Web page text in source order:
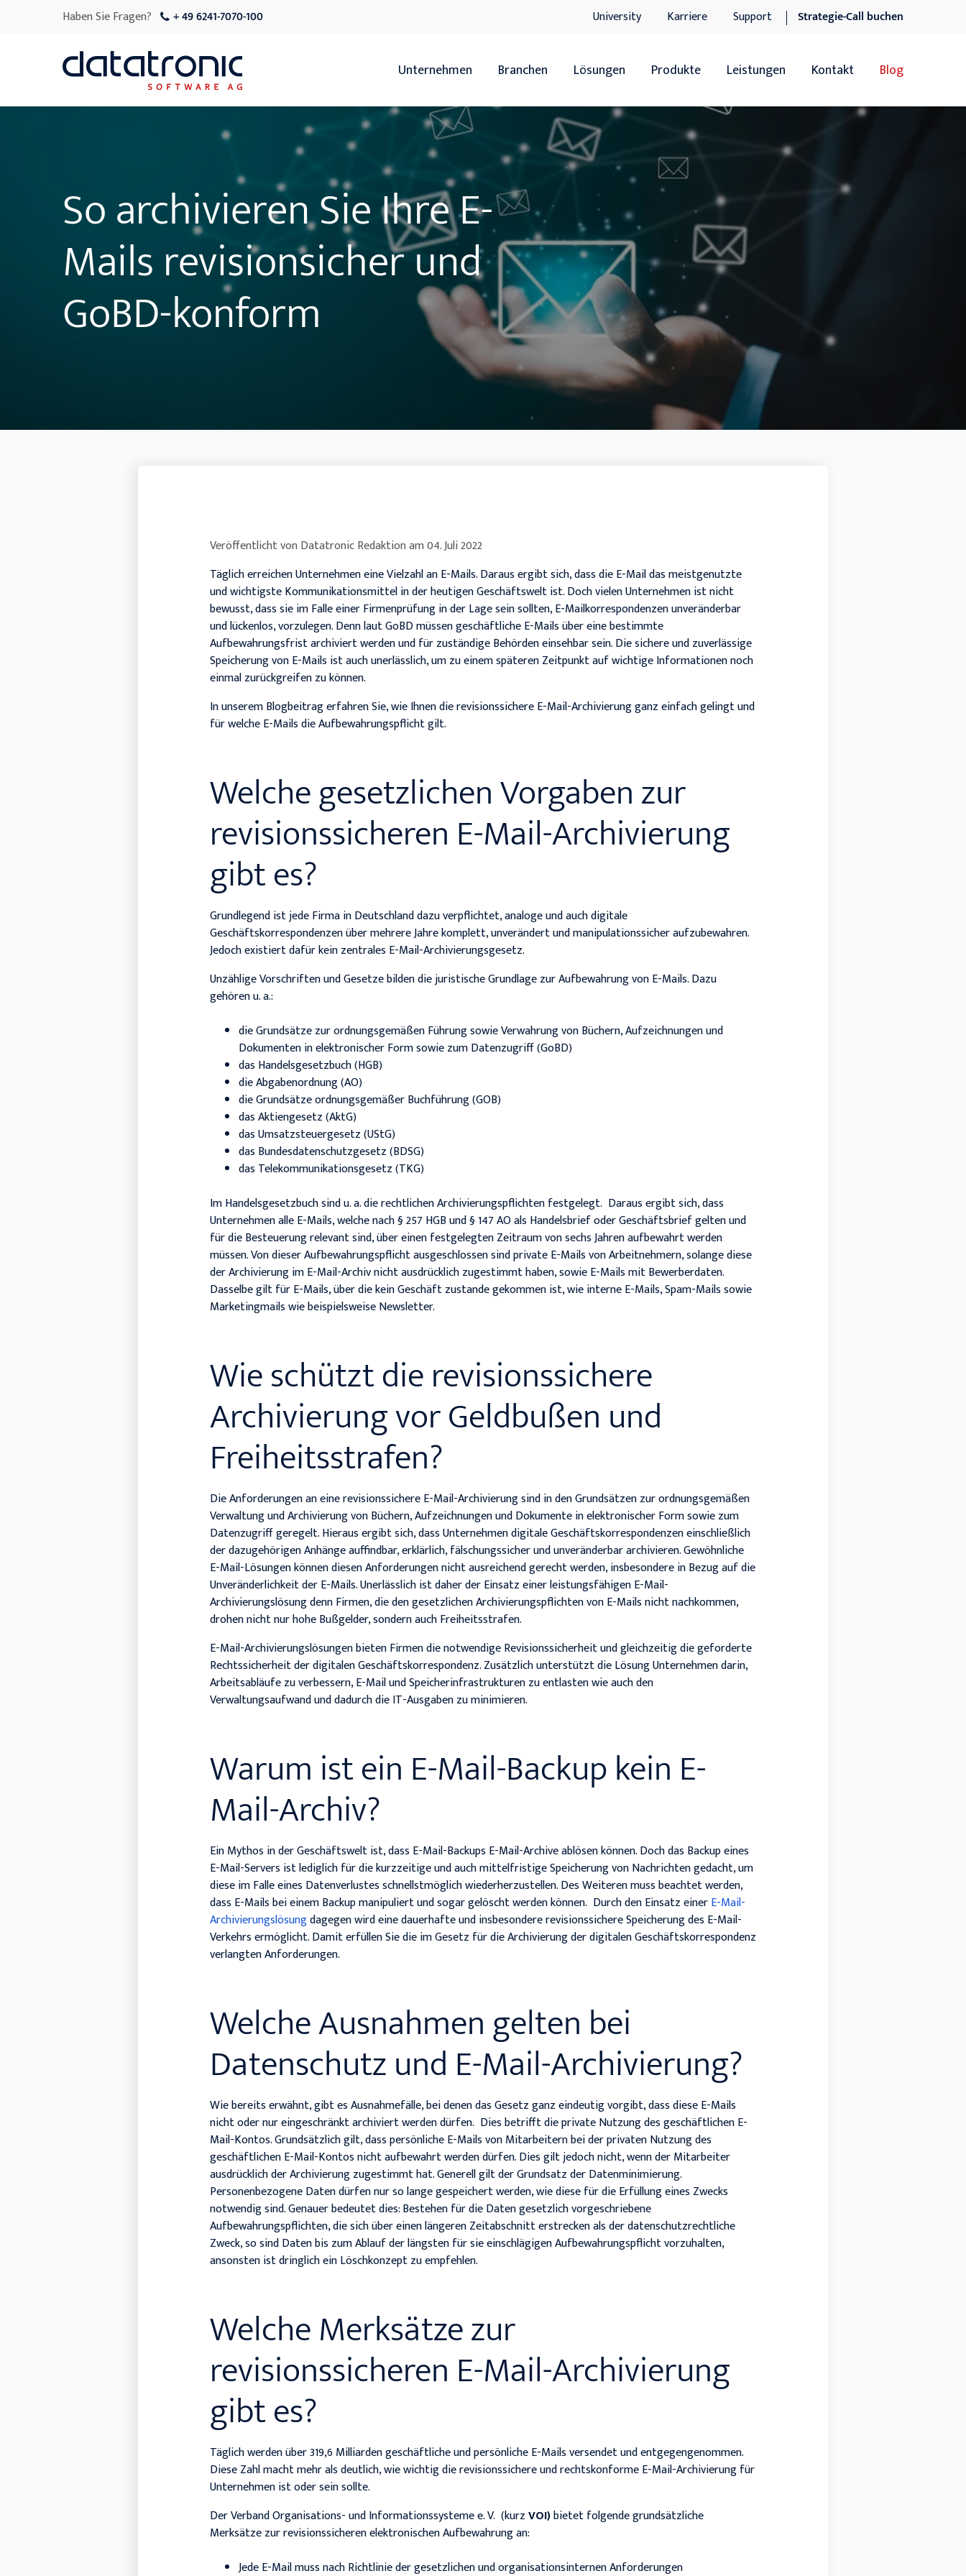
Haben Sie Fragen? + 49 6241-7070-100 University Karriere Support Strategie-Call buchen
Unternehmen Branchen
Übersicht
Handel
Servicedienstleister
Hersteller
Handwerk
Lösungen
Übersicht
ERP
HR
xRM
DMS
IT-Lösungen
Handwerk
Produkte
Übersicht
Sage 100
Sage 100 Add-ons
Sage xRM
DocuWare DMS
Docuware connect to Sage 100
SMART BI
Sage 50 Handwerk
Leistungen
Software-Dienstleistungen
Support
Kontakt Blog
So archivieren Sie Ihre E-
Mails revisionsicher und
GoBD-konform
Veröffentlicht vonDatatronic Redaktionam04. Juli 2022
Täglich erreichen Unternehmen eine Vielzahl an E-Mails. Daraus ergibt sich, dass die E-Mail das meistgenutzte
und wichtigste Kommunikationsmittel in der heutigen Geschäftswelt ist. Doch vielen Unternehmen ist nicht
bewusst, dass sie im Falle einer Firmenprüfung in der Lage sein sollten, E-Mailkorrespondenzen unveränderbar
und lückenlos, vorzulegen. Denn laut GoBD müssen geschäftliche E-Mails über eine bestimmte
Aufbewahrungsfrist archiviert werden und für zuständige Behörden einsehbar sein. Die sichere und zuverlässige
Speicherung von E-Mails ist auch unerlässlich, um zu einem späteren Zeitpunkt auf wichtige Informationen noch
einmal zurückgreifen zu können.
In unserem Blogbeitrag erfahren Sie, wie Ihnen die revisionssichere E-Mail-Archivierung ganz einfach gelingt und
für welche E-Mails die Aufbewahrungspflicht gilt.
Welche gesetzlichen Vorgaben zur
revisionssicheren E-Mail-Archivierung
gibt es?
Grundlegend ist jede Firma in Deutschland dazu verpflichtet, analoge und auch digitale
Geschäftskorrespondenzen über mehrere Jahre komplett, unverändert und manipulationssicher aufzubewahren.
Jedoch existiert dafür kein zentrales E-Mail-Archivierungsgesetz.
Unzählige Vorschriften und Gesetze bilden die juristische Grundlage zur Aufbewahrung von E-Mails. Dazu
gehören u. a.:
die Grundsätze zur ordnungsgemäßen Führung sowie Verwahrung von Büchern, Aufzeichnungen und
Dokumenten in elektronischer Form sowie zum Datenzugriff (GoBD)
das Handelsgesetzbuch (HGB)
die Abgabenordnung (AO)
die Grundsätze ordnungsgemäßer Buchführung (GOB)
das Aktiengesetz (AktG)
das Umsatzsteuergesetz (UStG)
das Bundesdatenschutzgesetz (BDSG)
das Telekommunikationsgesetz (TKG)
Im Handelsgesetzbuch sind u. a. die rechtlichen Archivierungspflichten festgelegt. Daraus ergibt sich, dass
Unternehmen alle E-Mails, welche nach § 257 HGB und § 147 AO als Handelsbrief oder Geschäftsbrief gelten und
für die Besteuerung relevant sind, über einen festgelegten Zeitraum von sechs Jahren aufbewahrt werden
müssen. Von dieser Aufbewahrungspflicht ausgeschlossen sind private E-Mails von Arbeitnehmern, solange diese
der Archivierung im E-Mail-Archiv nicht ausdrücklich zugestimmt haben, sowie E-Mails mit Bewerberdaten.
Dasselbe gilt für E-Mails, über die kein Geschäft zustande gekommen ist, wie interne E-Mails, Spam-Mails sowie
Marketingmails wie beispielsweise Newsletter.
Wie schützt die revisionssichere
Archivierung vor Geldbußen und
Freiheitsstrafen?
Die Anforderungen an eine revisionssichere E-Mail-Archivierung sind in den Grundsätzen zur ordnungsgemäßen
Verwaltung und Archivierung von Büchern, Aufzeichnungen und Dokumente in elektronischer Form sowie zum
Datenzugriff geregelt. Hieraus ergibt sich, dass Unternehmen digitale Geschäftskorrespondenzen einschließlich
der dazugehörigen Anhänge auffindbar, erklärlich, fälschungssicher und unveränderbar archivieren. Gewöhnliche
E-Mail-Lösungen können diesen Anforderungen nicht ausreichend gerecht werden, insbesondere in Bezug auf die
Unveränderlichkeit der E-Mails. Unerlässlich ist daher der Einsatz einer leistungsfähigen E-Mail-
Archivierungslösung denn Firmen, die den gesetzlichen Archivierungspflichten von E-Mails nicht nachkommen,
drohen nicht nur hohe Bußgelder, sondern auch Freiheitsstrafen.
E-Mail-Archivierungslösungen bieten Firmen die notwendige Revisionssicherheit und gleichzeitig die geforderte
Rechtssicherheit der digitalen Geschäftskorrespondenz. Zusätzlich unterstützt die Lösung Unternehmen darin,
Arbeitsabläufe zu verbessern, E-Mail und Speicherinfrastrukturen zu entlasten wie auch den
Verwaltungsaufwand und dadurch die IT-Ausgaben zu minimieren.
Warum ist ein E-Mail-Backup kein E-
Mail-Archiv?
Ein Mythos in der Geschäftswelt ist, dass E-Mail-Backups E-Mail-Archive ablösen können. Doch das Backup eines
E-Mail-Servers ist lediglich für die kurzzeitige und auch mittelfristige Speicherung von Nachrichten gedacht, um
diese im Falle eines Datenverlustes schnellstmöglich wiederherzustellen. Des Weiteren muss beachtet werden,
dass E-Mails bei einem Backup manipuliert und sogar gelöscht werden können. Durch den Einsatz einerE-Mail-
Archivierungslösungdagegen wird eine dauerhafte und insbesondere revisionssichere Speicherung des E-Mail-
Verkehrs ermöglicht. Damit erfüllen Sie die im Gesetz für die Archivierung der digitalen Geschäftskorrespondenz
verlangten Anforderungen.
Welche Ausnahmen gelten bei
Datenschutz und E-Mail-Archivierung?
Wie bereits erwähnt, gibt es Ausnahmefälle, bei denen das Gesetz ganz eindeutig vorgibt, dass diese E-Mails
nicht oder nur eingeschränkt archiviert werden dürfen. Dies betrifft die private Nutzung des geschäftlichen E-
Mail-Kontos. Grundsätzlich gilt, dass persönliche E-Mails von Mitarbeitern bei der privaten Nutzung des
geschäftlichen E-Mail-Kontos nicht aufbewahrt werden dürfen. Dies gilt jedoch nicht, wenn der Mitarbeiter
ausdrücklich der Archivierung zugestimmt hat. Generell gilt der Grundsatz der Datenminimierung.
Personenbezogene Daten dürfen nur so lange gespeichert werden, wie diese für die Erfüllung eines Zwecks
notwendig sind. Genauer bedeutet dies: Bestehen für die Daten gesetzlich vorgeschriebene
Aufbewahrungspflichten, die sich über einen längeren Zeitabschnitt erstrecken als der datenschutzrechtliche
Zweck, so sind Daten bis zum Ablauf der längsten für sie einschlägigen Aufbewahrungspflicht vorzuhalten,
ansonsten ist dringlich ein Löschkonzept zu empfehlen.
Welche Merksätze zur
revisionssicheren E-Mail-Archivierung
gibt es?
Täglich werden über 319,6 Milliarden geschäftliche und persönliche E-Mails versendet und entgegengenommen.
Diese Zahl macht mehr als deutlich, wie wichtig die revisionssichere und rechtskonforme E-Mail-Archivierung für
Unternehmen ist oder sein sollte.
Der Verband Organisations- und Informationssysteme e. V. (kurzVOI)bietet folgende grundsätzliche
Merksätze zur revisionssicheren elektronischen Aufbewahrung an:
Jede E-Mail muss nach Richtlinie der gesetzlichen und organisationsinternen Anforderungen